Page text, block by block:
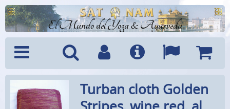
El Mundo del Yoga & Ayurveda
Menú Búsquedad
Cuenta Info IdiomasCesta
Turban cloth Golden